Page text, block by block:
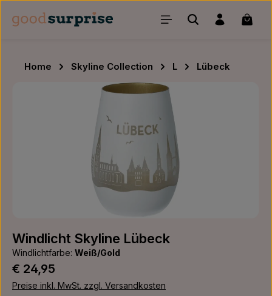
Zum Hauptinhalt springen
Home Skyline Collection L
Lübeck
Bildergalerie überspringen
Windlicht Skyline Lübeck
Windlichtfarbe: Weiß/Gold
Regulärer Preis:
€ 24,95
Preise inkl. MwSt. zzgl. Versandkosten